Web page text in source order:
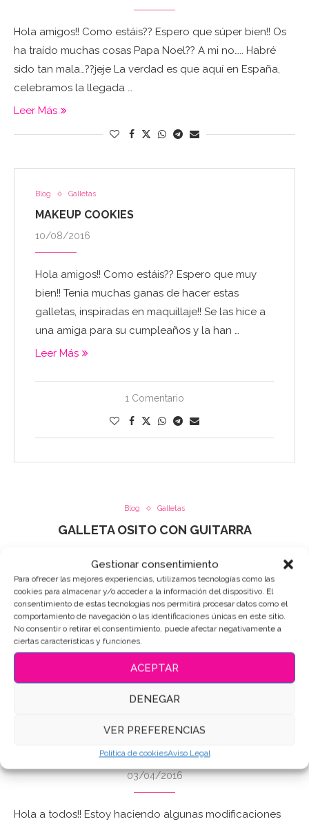
Gestionar consentimiento
Para ofrecer las mejores experiencias, utilizamos tecnologías como las
cookies para almacenar y/o acceder a la información del dispositivo. El
consentimiento de estas tecnologías nos permitirá procesar datos como el
comportamiento de navegación o las identificaciones únicas en este sitio.
No consentir o retirar el consentimiento, puede afectar negativamente a
ciertas características y funciones.
ACEPTAR
DENEGAR
VER PREFERENCIAS
Política de cookiesAviso Legal
Hola amigos!! Como estáis?? Espero que súper bien!! Os
ha traído muchas cosas Papa Noel?? A mi no….. Habré
sido tan mala…??jeje La verdad es que aquí en España,
celebramos la llegada …
Leer Más
Blog Galletas
MAKEUP COOKIES
10/08/2016
Hola amigos!! Como estáis?? Espero que muy
bien!! Tenia muchas ganas de hacer estas
galletas, inspiradas en maquillaje!! Se las hice a
una amiga para su cumpleaños y la han …
Leer Más
1 Comentario
Blog Galletas
GALLETA OSITO CON GUITARRA
Hola amigos !!! Hoy damos la bienvenida al veranito!!
Bienvenido el calorcito, las terrazas, las cañitas, la playa,
el sol…… si es que ya huele a verano Os presento a mi
ejército de …
Galletas Tutoriales
GALLETA DECORADA OSO POLAR
03/04/2016
Hola a todos!! Estoy haciendo algunas modificaciones